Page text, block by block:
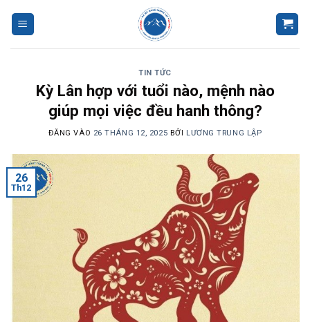
TIN TỨC
Kỳ Lân hợp với tuổi nào, mệnh nào
giúp mọi việc đều hanh thông?
ĐĂNG VÀO 26 THÁNG 12, 2025 BỞI LƯƠNG TRUNG LẬP
26
Th12